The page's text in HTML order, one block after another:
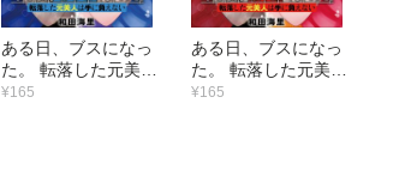
ある日、ブスになっ
た。 転落した元美人
は手に負えない
¥165
ある日、ブスになっ
た。 転落した元美人
は手に負えない
¥165